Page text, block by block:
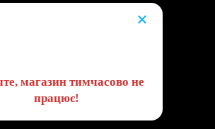
бажань
×
магазин тимчасово не
працює!